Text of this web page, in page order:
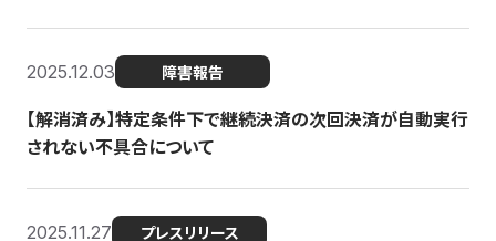
2025.12.03 障害報告
【解消済み】特定条件下で継続決済の次回決済が自動実行
されない不具合について
2025.11.27 プレスリリース